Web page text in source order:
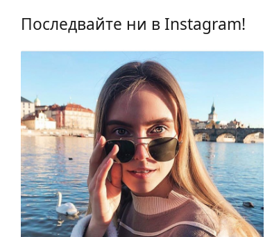
UV филтър 400:
Да
Форма на рамката:
Цвят на рамката:
Материал на рамката:
Пластмаса
Размер:
M
Ширина:
139 mm
Дължина на рамото:
145 mm
Ширина на моста:
22 mm
Тегло:
125 гр.
Последвайте ни в Instagram!